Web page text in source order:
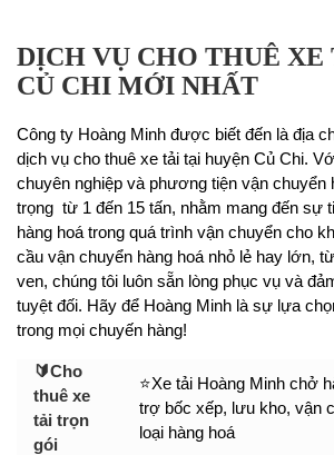
DỊCH VỤ CHO THUÊ XE
CỦ CHI MỚI NHẤT
Công ty Hoàng Minh được biết đến là địa
dịch vụ cho thuê xe tải tại huyện Củ Chi.
chuyên nghiệp và phương tiện vận chuyển
trọng từ 1 đến 15 tấn, nhằm mang đến sự
hàng hoá trong quá trình vận chuyển cho
cầu vận chuyển hàng hoá nhỏ lẻ hay lớn,
ven, chúng tôi luôn sẵn lòng phục vụ và
tuyệt đối. Hãy để Hoàng Minh là sự lựa
trong mọi chuyến hàng!
🔰Cho
thuê xe
tải trọn
gói
⭐Xe tải Hoàng Minh chở
trợ bốc xếp, lưu kho, vận
loại hàng hoá